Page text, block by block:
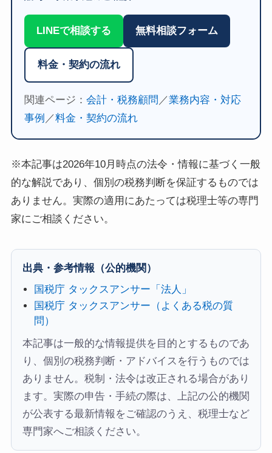
LINEで相談する 無料相談フォーム
料金・契約の流れ
関連ページ： 会計・税務顧問 ／業務内容・対応
事例 ／料金・契約の流れ
※本記事は2026年10月時点の法令・情報に基づく一般
的な解説であり、個別の税務判断を保証するものでは
ありません。実際の適用にあたっては税理士等の専門
家にご相談ください。
出典・参考情報（公的機関）
国税庁 タックスアンサー「法人」
国税庁 タックスアンサー（よくある税の質
問）
本記事は一般的な情報提供を目的とするものであ
り、個別の税務判断・アドバイスを行うものでは
ありません。税制・法令は改正される場合があり
ます。実際の申告・手続の際は、上記の公的機関
が公表する最新情報をご確認のうえ、税理士など
専門家へご相談ください。